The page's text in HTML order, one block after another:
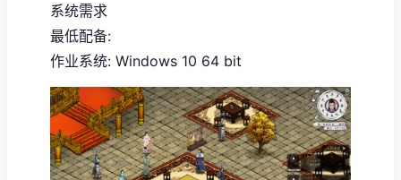
系统需求
最低配备:
作业系统: Windows 10 64 bit